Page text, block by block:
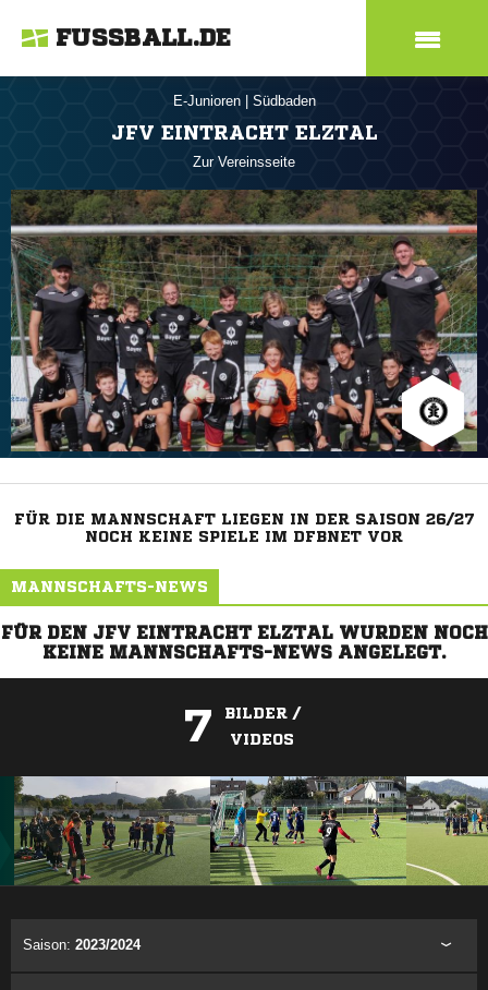
FUSSBALL.DE
E-Junioren Südbaden
JFV EINTRACHT ELZTAL
Zur Vereinsseite
FÜR DIE MANNSCHAFT LIEGEN IN DER SAISON 26/27
NOCH KEINE SPIELE IM DFBNET VOR
MANNSCHAFTS-NEWS
FÜR DEN JFV EINTRACHT ELZTAL WURDEN NOCH
KEINE MANNSCHAFTS-NEWS ANGELEGT.
7
BILDER /
VIDEOS
Saison: 2023/2024